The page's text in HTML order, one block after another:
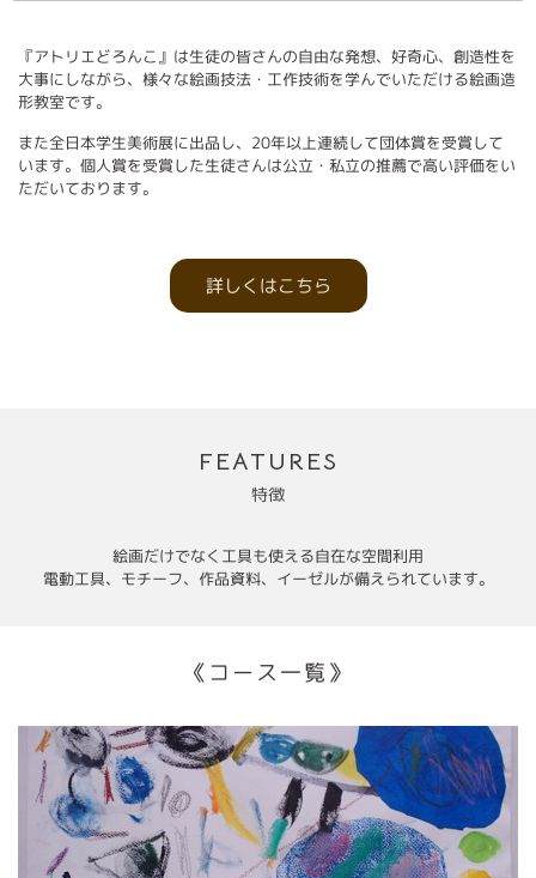
『アトリエどろんこ』は生徒の皆さんの自由な発想、好奇心、創造性を
大事にしながら、様々な絵画技法・工作技術を学んでいただける絵画造
形教室です。
また全日本学生美術展に出品し、20年以上連続して団体賞を受賞して
います。個人賞を受賞した生徒さんは公立・私立の推薦で高い評価をい
ただいております。
詳しくはこちら
FEATURES
特徴
絵画だけでなく工具も使える自在な空間利用
電動工具、モチーフ、作品資料、イーゼルが備えられています。
《コース一覧》